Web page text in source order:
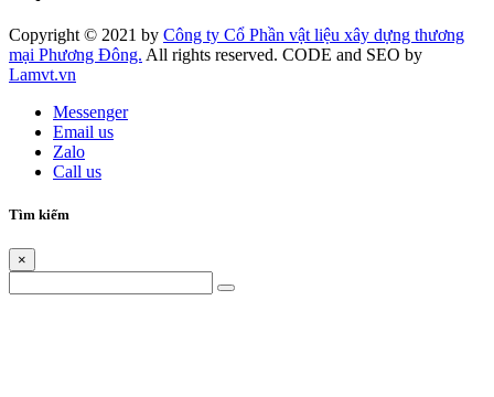
Copyright © 2021 by Công ty Cổ Phần vật liệu xây dựng thương
mại Phương Đông. All rights reserved. CODE and SEO by
Lamvt.vn
Messenger
Email us
Zalo
Call us
Tìm kiếm
×